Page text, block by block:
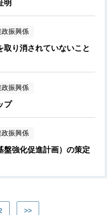
明
政振興係
取り消されていないこと
政振興係
プ
政振興係
盤強化促進計画）の策定
>>